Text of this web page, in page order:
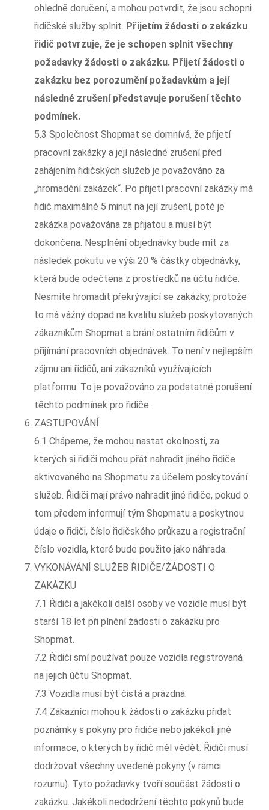
ohledně doručení, a mohou potvrdit, že jsou schopni
řidičské služby splnit. Přijetím žádosti o zakázku
řidič potvrzuje, že je schopen splnit všechny
požadavky žádosti o zakázku. Přijetí žádosti o
zakázku bez porozumění požadavkům a její
následné zrušení představuje porušení těchto
podmínek.
5.3 Společnost Shopmat se domnívá, že přijetí
pracovní zakázky a její následné zrušení před
zahájením řidičských služeb je považováno za
„hromadění zakázek“. Po přijetí pracovní zakázky má
řidič maximálně 5 minut na její zrušení, poté je
zakázka považována za přijatou a musí být
dokončena. Nesplnění objednávky bude mít za
následek pokutu ve výši 20 % částky objednávky,
která bude odečtena z prostředků na účtu řidiče.
Nesmíte hromadit překrývající se zakázky, protože
to má vážný dopad na kvalitu služeb poskytovaných
zákazníkům Shopmat a brání ostatním řidičům v
přijímání pracovních objednávek. To není v nejlepším
zájmu ani řidičů, ani zákazníků využívajících
platformu. To je považováno za podstatné porušení
těchto podmínek pro řidiče.
ZASTUPOVÁNÍ
6.1 Chápeme, že mohou nastat okolnosti, za
kterých si řidiči mohou přát nahradit jiného řidiče
aktivovaného na Shopmatu za účelem poskytování
služeb. Řidiči mají právo nahradit jiné řidiče, pokud o
tom předem informují tým Shopmatu a poskytnou
údaje o řidiči, číslo řidičského průkazu a registrační
číslo vozidla, které bude použito jako náhrada.
VYKONÁVÁNÍ SLUŽEB ŘIDIČE/ŽÁDOSTI O
ZAKÁZKU
7.1 Řidiči a jakékoli další osoby ve vozidle musí být
starší 18 let při plnění žádosti o zakázku pro
Shopmat.
7.2 Řidiči smí používat pouze vozidla registrovaná
na jejich účtu Shopmat.
7.3 Vozidla musí být čistá a prázdná.
7.4 Zákazníci mohou k žádosti o zakázku přidat
poznámky s pokyny pro řidiče nebo jakékoli jiné
informace, o kterých by řidič měl vědět. Řidiči musí
dodržovat všechny uvedené pokyny (v rámci
rozumu). Tyto požadavky tvoří součást žádosti o
zakázku. Jakékoli nedodržení těchto pokynů bude